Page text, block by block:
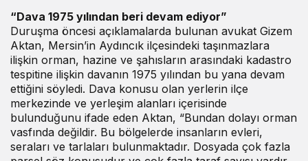
“Dava 1975 yılından beri devam ediyor”
Duruşma öncesi açıklamalarda bulunan avukat Gizem
Aktan, Mersin’in Aydıncık ilçesindeki taşınmazlara
ilişkin orman, hazine ve şahısların arasındaki kadastro
tespitine ilişkin davanın 1975 yılından bu yana devam
ettiğini söyledi. Dava konusu olan yerlerin ilçe
merkezinde ve yerleşim alanları içerisinde
bulunduğunu ifade eden Aktan, “Bundan dolayı orman
vasfında değildir. Bu bölgelerde insanların evleri,
seraları ve tarlaları bulunmaktadır. Dosyada çok fazla